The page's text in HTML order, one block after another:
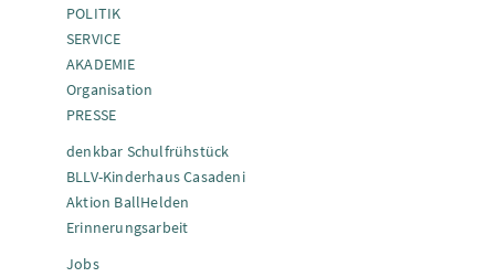
POLITIK
SERVICE
AKADEMIE
Organisation
PRESSE
denkbar Schulfrühstück
BLLV-Kinderhaus Casadeni
Aktion BallHelden
Erinnerungsarbeit
Jobs